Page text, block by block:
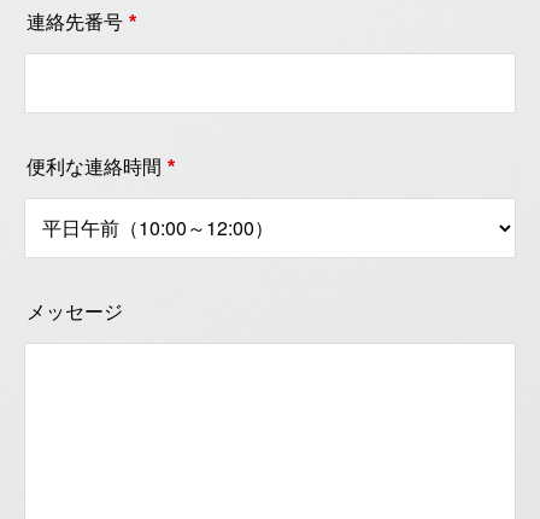
連絡先番号 *
便利な連絡時間 *
メッセージ